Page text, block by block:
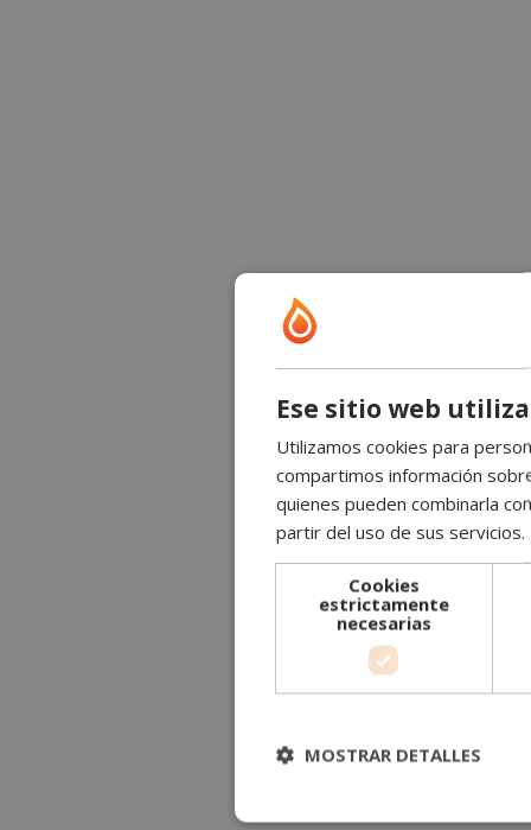
Ese sitio web
Utilizamos cookies para
compartimos información
quienes pueden combinarla
partir del uso de sus servicios.
Cookies
estrictamente
necesarias
MOSTRAR DETALLES